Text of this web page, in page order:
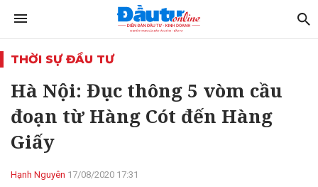
THỜI SỰ ĐẦU TƯ
Hà Nội: Đục thông 5 vòm cầu
đoạn từ Hàng Cót đến Hàng
Giấy
Hạnh Nguyên 17/08/2020 17:31